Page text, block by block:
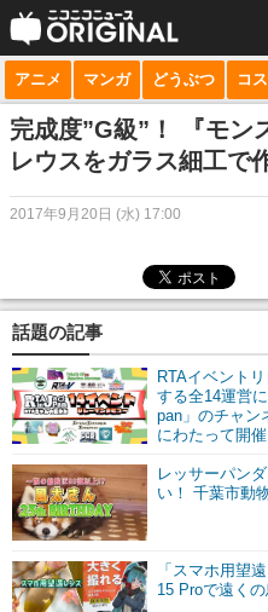
サービス一覧
niconico
動画
生放送
チャンネル
マンガ
ニコニコQ
アニメ マンガ どうぶつ コ
完成度”G級”！ 『モン
レウスをガラス細工で
2017年9月20日 (水) 17:00
話題の記事
RTAイベント
する全14運営
pan」のチャン
にわたって開催
レッサーパン
い！ 千葉市動
「スマホ用望
15 Proで遠く